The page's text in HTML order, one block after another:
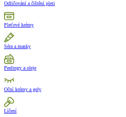
Odličování a čištění pleti
Pleťové krémy
Séra a masky
Peelingy a oleje
Oční krémy a gely
Líčení